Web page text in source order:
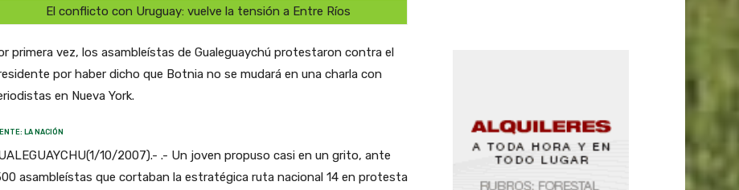
El conflicto con Uruguay: vuelve la tensión a Entre Ríos
primera vez, los asambleístas de Gualeguaychú protestaron contra el
por haber dicho que Botnia no se mudará en una charla con
en Nueva York.
LA NACIÓN
10/2007).- .- Un joven propuso casi en un grito, ante
asambleístas que cortaban la estratégica ruta nacional 14 en protesta